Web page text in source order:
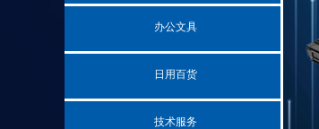
办公文具
日用百货
技术服务